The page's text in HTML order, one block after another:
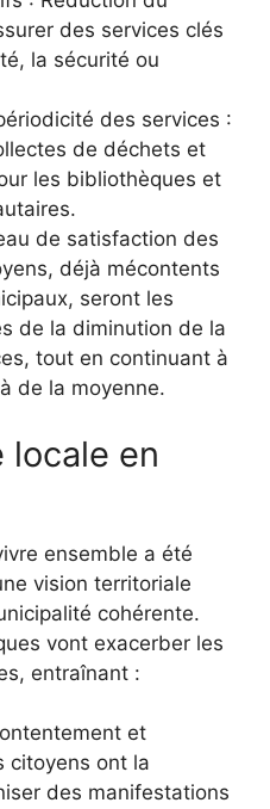
des services clés
la sécurité ou
des services :
de déchets et
les bibliothèques et
de satisfaction des
déjà mécontents
seront les
de la diminution de la
tout en continuant à
de la moyenne.
locale en
ensemble a été
vision territoriale
cohérente.
vont exacerber les
entraînant :
et
citoyens ont la
des manifestations